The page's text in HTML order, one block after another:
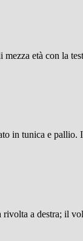
età con la
in tunica e
a destra; il